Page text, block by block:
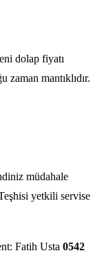
dolap fiyatı
zaman mantıklıdır.
müdahale
yetkili servise
Fatih Usta 0542